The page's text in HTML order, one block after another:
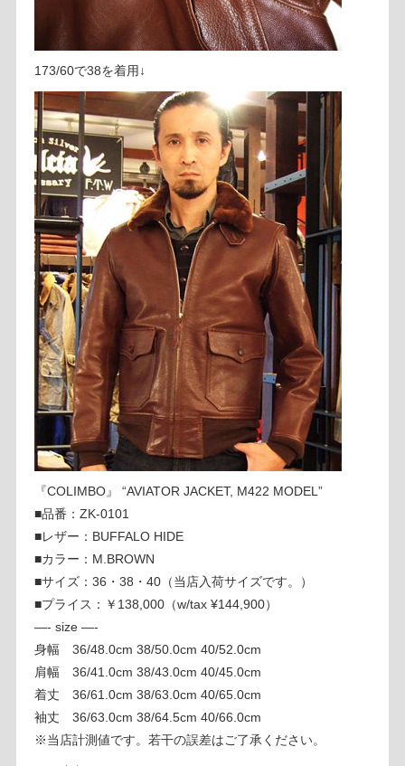
173/60で38を着用↓
『COLIMBO』 “AVIATOR JACKET, M422 MODEL”
■品番：ZK-0101
■レザー：BUFFALO HIDE
■カラー：M.BROWN
■サイズ：36・38・40（当店入荷サイズです。）
■プライス：￥138,000（w/tax ¥144,900）
—- size —-
身幅 36/48.0cm 38/50.0cm 40/52.0cm
肩幅 36/41.0cm 38/43.0cm 40/45.0cm
着丈 36/61.0cm 38/63.0cm 40/65.0cm
袖丈 36/63.0cm 38/64.5cm 40/66.0cm
※当店計測値です。若干の誤差はご了承ください。